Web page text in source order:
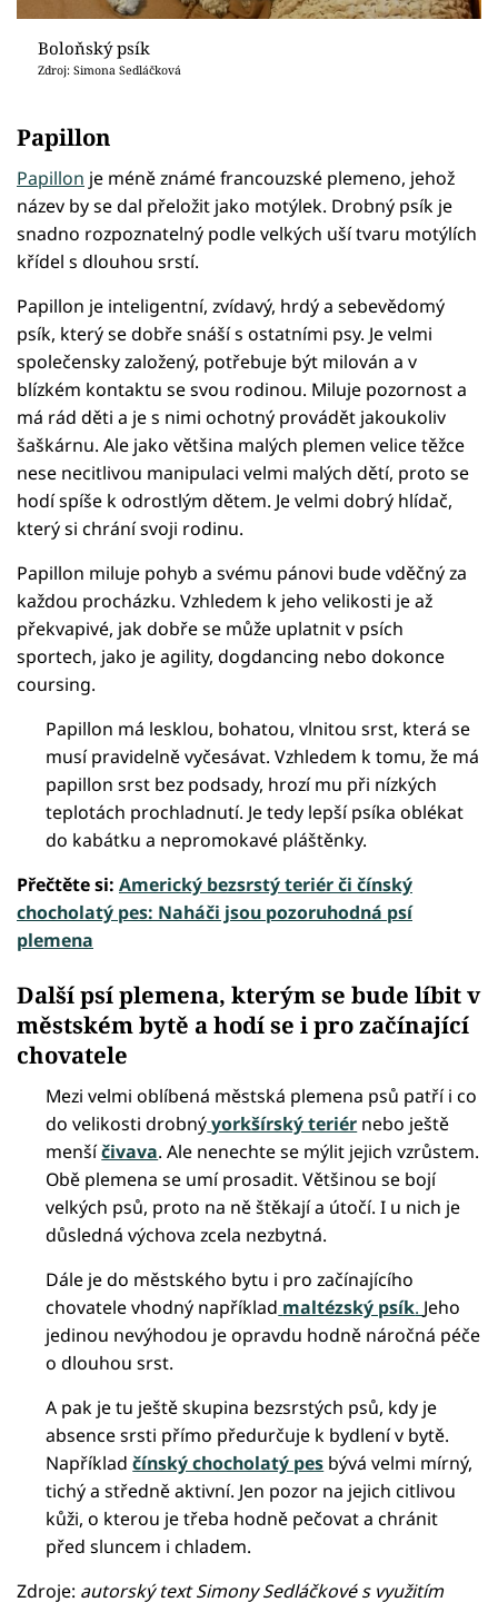
Boloňský psík
Zdroj: Simona Sedláčková
Papillon
Papillon je méně známé francouzské plemeno, jehož
název by se dal přeložit jako motýlek. Drobný psík je
snadno rozpoznatelný podle velkých uší tvaru motýlích
křídel s dlouhou srstí.
Papillon je inteligentní, zvídavý, hrdý a sebevědomý
psík, který se dobře snáší s ostatními psy. Je velmi
společensky založený, potřebuje být milován a v
blízkém kontaktu se svou rodinou. Miluje pozornost a
má rád děti a je s nimi ochotný provádět jakoukoliv
šaškárnu. Ale jako většina malých plemen velice těžce
nese necitlivou manipulaci velmi malých dětí, proto se
hodí spíše k odrostlým dětem. Je velmi dobrý hlídač,
který si chrání svoji rodinu.
Papillon miluje pohyb a svému pánovi bude vděčný za
každou procházku. Vzhledem k jeho velikosti je až
překvapivé, jak dobře se může uplatnit v psích
sportech, jako je agility, dogdancing nebo dokonce
coursing.
Papillon má lesklou, bohatou, vlnitou srst, která se
musí pravidelně vyčesávat. Vzhledem k tomu, že má
papillon srst bez podsady, hrozí mu při nízkých
teplotách prochladnutí. Je tedy lepší psíka oblékat
do kabátku a nepromokavé pláštěnky.
Přečtěte si: Americký bezsrstý teriér či čínský
chocholatý pes: Naháči jsou pozoruhodná psí
plemena
Další psí plemena, kterým se bude líbit v
městském bytě a hodí se i pro začínající
chovatele
Mezi velmi oblíbená městská plemena psů patří i co
do velikosti drobnýyorkšírský teriér nebo ještě
menšíčivava. Ale nenechte se mýlit jejich vzrůstem.
Obě plemena se umí prosadit. Většinou se bojí
velkých psů, proto na ně štěkají a útočí. I u nich je
důsledná výchova zcela nezbytná.
Dále je do městského bytu i pro začínajícího
chovatele vhodný například maltézský psík. Jeho
jedinou nevýhodou je opravdu hodně náročná péče
o dlouhou srst.
A pak je tu ještě skupina bezsrstých psů, kdy je
absence srsti přímo předurčuje k bydlení v bytě.
Napříkladčínský chocholatý pes bývá velmi mírný,
tichý a středně aktivní. Jen pozor na jejich citlivou
kůži, o kterou je třeba hodně pečovat a chránit
před sluncem i chladem.
Zdroje: autorský text Simony Sedláčkové s využitím